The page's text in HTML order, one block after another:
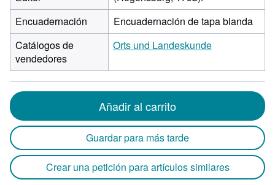
Encuadernación
Encuadernación de tapa blanda
Catálogos de
vendedores
Orts und Landeskunde
Añadir al carrito
Guardar para más tarde
Crear una petición para artículos similares